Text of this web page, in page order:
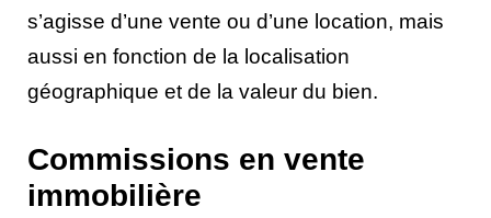
s’agisse d’une vente ou d’une location, mais
aussi en fonction de la localisation
géographique et de la valeur du bien.
Commissions en vente
immobilière